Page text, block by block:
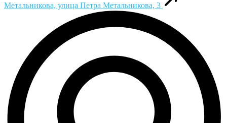
Метальникова, улица Петра Метальникова, 3